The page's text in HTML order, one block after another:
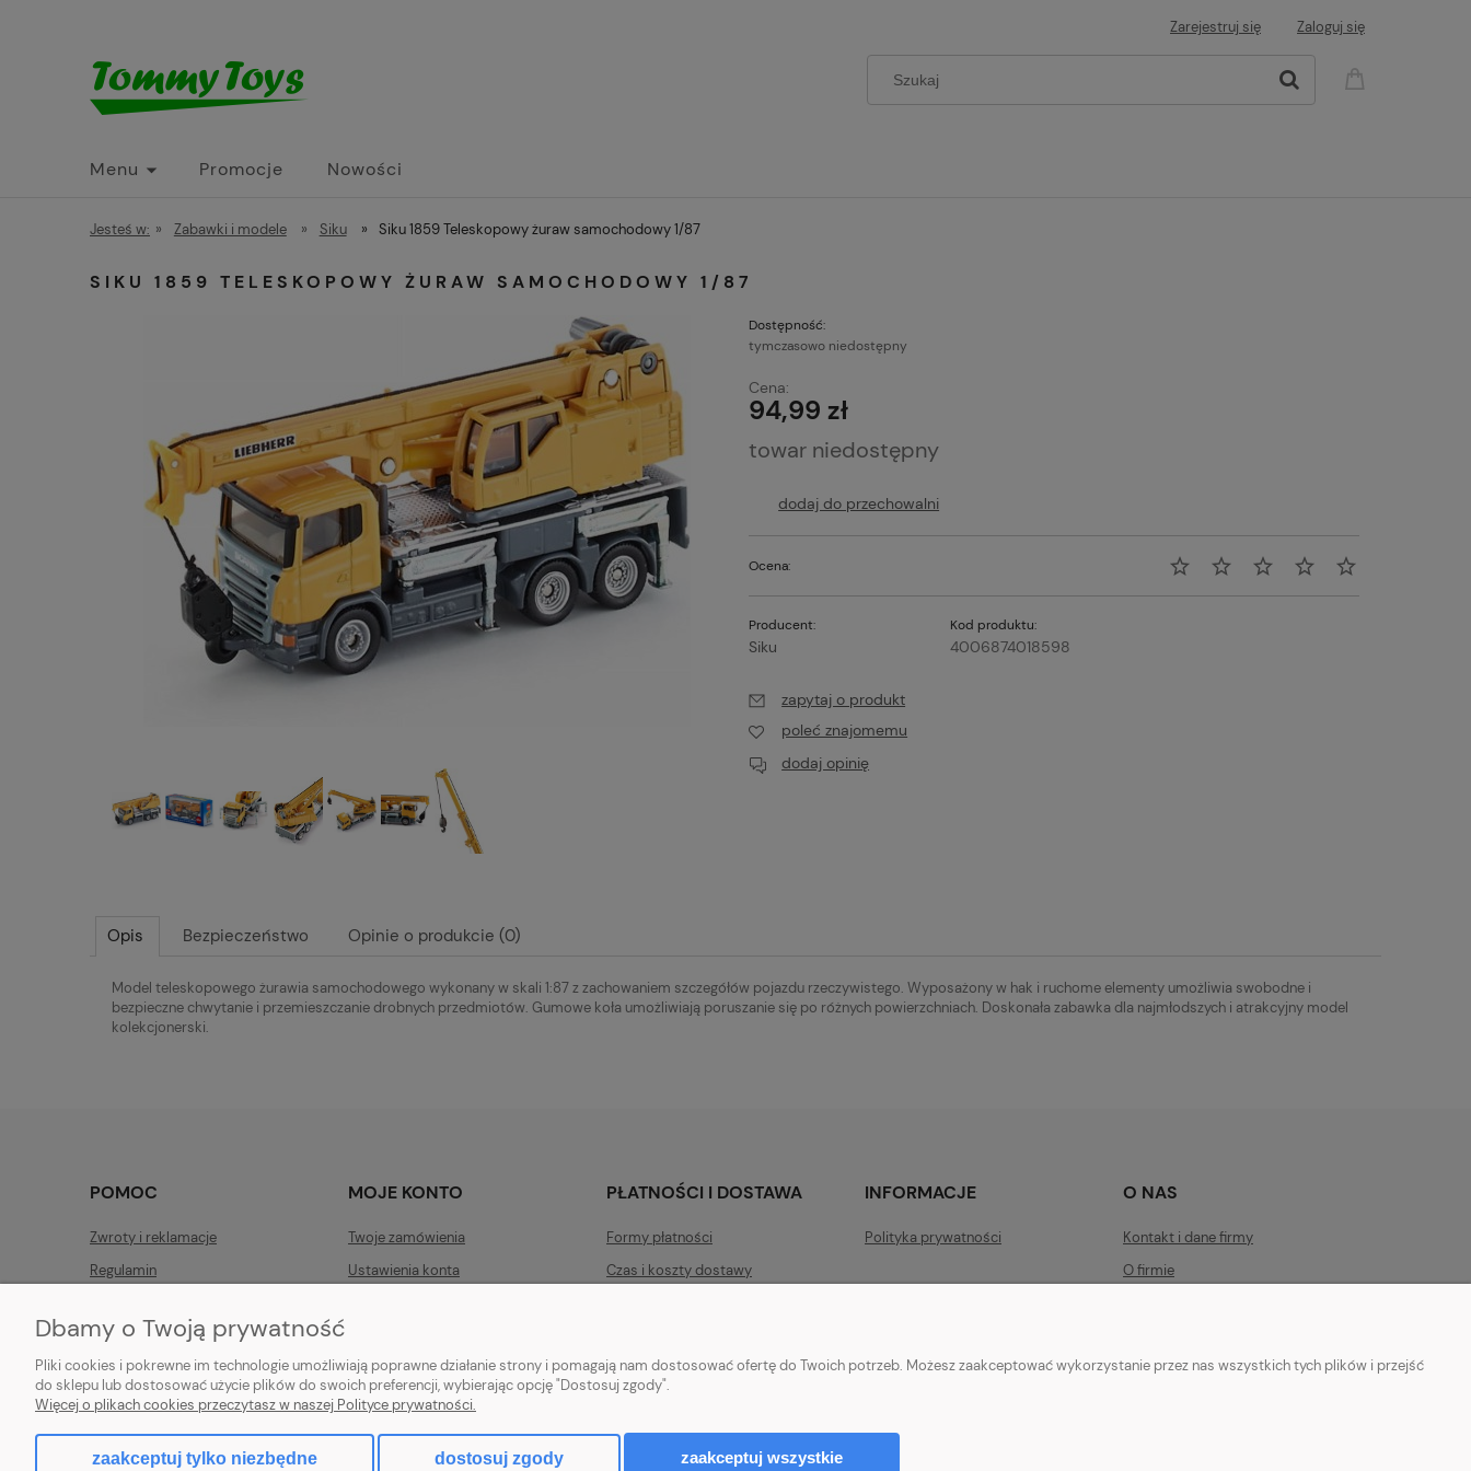
Zarejestruj się Zaloguj się
Menu Promocje Nowości
Jesteś w: » Zabawki i modele » Siku » Siku 1859 Teleskopowy żuraw samochodowy 1/87
SIKU 1859 TELESKOPOWY ŻURAW SAMOCHODOWY 1/87
Dostępność:
tymczasowo niedostępny
Cena:
94,99 zł
towar niedostępny
dodaj do przechowalni
Ocena:
Producent:
Siku
Kod produktu:
4006874018598
zapytaj o produkt
poleć znajomemu
dodaj opinię
Opis Bezpieczeństwo Opinie o produkcie (0)
Model teleskopowego żurawia samochodowego wykonany w skali 1:87 z zachowaniem szczegółów pojazdu rzeczywistego. Wyposażony w hak i ruchome elementy umożliwia swobodne i
bezpieczne chwytanie i przemieszczanie drobnych przedmiotów. Gumowe koła umożliwiają poruszanie się po różnych powierzchniach. Doskonała zabawka dla najmłodszych i atrakcyjny model
kolekcjonerski.
POMOC
Zwroty i reklamacje
Regulamin
MOJE KONTO
Twoje zamówienia
Ustawienia konta
PŁATNOŚCI I DOSTAWA
Formy płatności
Czas i koszty dostawy
INFORMACJE
Polityka prywatności
O NAS
Kontakt i dane firmy
O firmie
Sklep z klockami LEGO, Playmobil, modelami Schleich, Bburago, Siku, zabawkami dla dziewczynek Baby Born, Baby Annabell, Top Model oraz artykułami modelarskimi Games Workshop, Tamiya, Revell.
Copyright © 2026 tommytoys.pl Wszystkie prawa zastrzeżone.
Dbamy o Twoją prywatność
Pliki cookies i pokrewne im technologie umożliwiają poprawne działanie strony i pomagają nam dostosować ofertę do Twoich potrzeb. Możesz zaakceptować wykorzystanie przez nas wszystkich tych plików i przejść
do sklepu lub dostosować użycie plików do swoich preferencji, wybierając opcję "Dostosuj zgody".
Więcej o plikach cookies przeczytasz w naszej Polityce prywatności.
zaakceptuj tylko niezbędne dostosuj zgody zaakceptuj wszystkie